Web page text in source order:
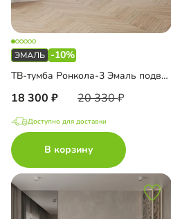
-10%
ТВ-тумба Ронкола-3 Эмаль подвесная
18 300 20 330
Доступно для доставки
В корзину